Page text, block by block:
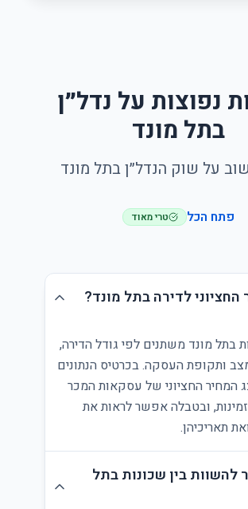
נפוצות על נדל״ן
בתל מונד
על שוק הנדל״ן בתל מונד
פתח הכל טרי מאוד
לדירה בתל מונד?
בתל מונד משתנים לפי גודל הדירה,
ותקופת העסקה. בכרטיס הנתונים
המחיר החציוני של עסקאות המכר
ובטבלה אפשר לראות את
תאריכיהן.
להשוות בין שכונות בתל